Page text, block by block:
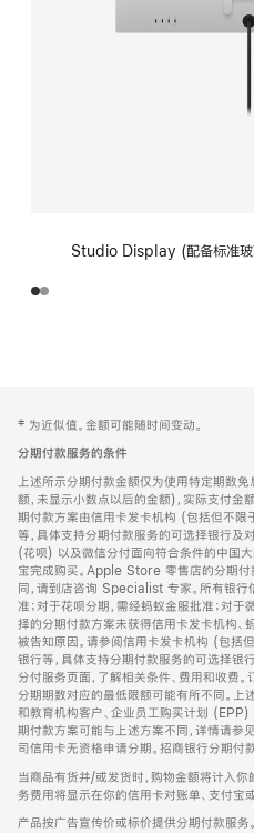
Studio Display (配备标准玻
页
页
脚
注
‡ 为近似值。金额可能随时间变动。
分期付款服务的条件
上述所示分期付款金额仅为使用特定期数
额，未显示小数点以后的金额)，实际支付金
期付款方案由信用卡发卡机构 (包括但不限
等，具体支持分期付款服务的可选择银行及
(花呗) 以及微信分付面向符合条件的中国
宝完成购买。Apple Store 零售店的分期
同，请到店咨询 Specialist 专家。所有银
准；对于花呗分期，需经蚂蚁金服批准；对
择的分期付款方案未获得信用卡发卡机构、
被告知原因。请参阅信用卡发卡机构 (包括
银行等，具体支持分期付款服务的可选择银
分付服务页面，了解相关条件、费用和收费
分期期数对应的最低限额可能有所不同。上
和教育机构客户、企业员工购买计划
期付款方案可能与上述方案不同，详情请参
司信用卡无资格申请分期。招商银行分期
当商品有货并/或发货时，购物金额将计入你
务费用将显示在你的信用卡对账单、支付宝
产品按广告宣传价或标价提供分期付款服务